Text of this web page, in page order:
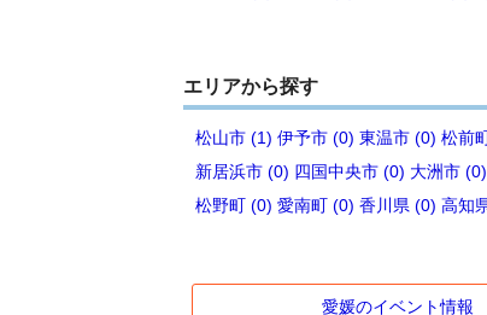
エリアから探す
松山市 (1) 伊予市 (0) 東温市 (0) 松前
新居浜市 (0) 四国中央市 (0) 大洲市 (0)
松野町 (0) 愛南町 (0) 香川県 (0) 高知
愛媛のイベント情報